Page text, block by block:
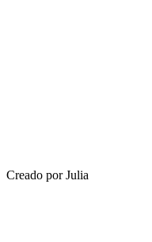
Creado por Julia